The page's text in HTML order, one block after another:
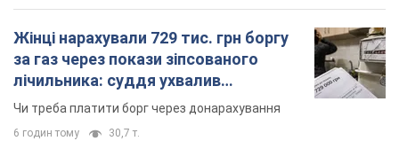
Жінці нарахували 729 тис. грн боргу
за газ через покази зіпсованого
лічильника: суддя ухвалив
неочікуване рішення
Чи треба платити борг через донарахування
6 годин тому 30,7 т.